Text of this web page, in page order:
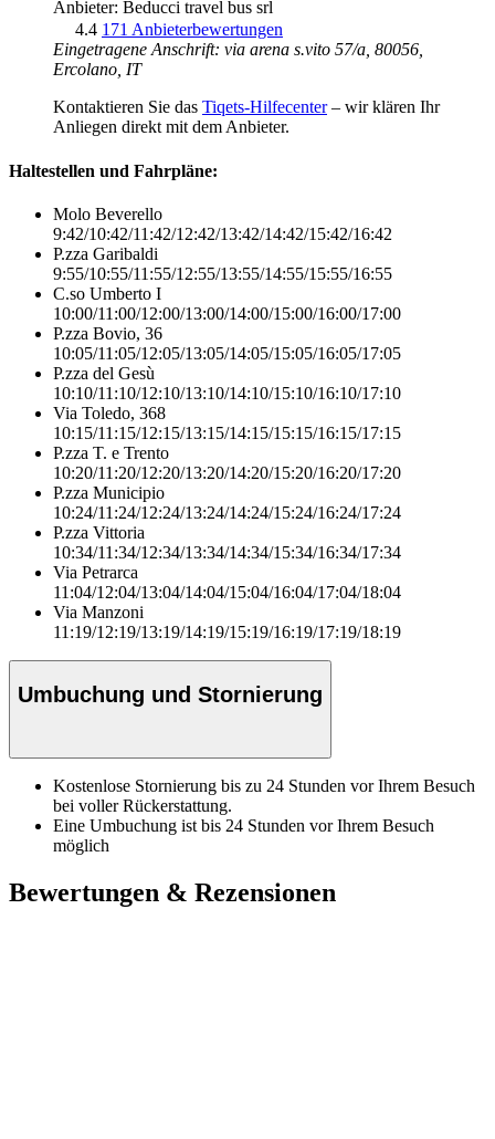
Anbieter: Beducci travel bus srl
4.4 171 Anbieterbewertungen
Eingetragene Anschrift: via arena s.vito 57/a, 80056,
Ercolano, IT
Kontaktieren Sie das Tiqets-Hilfecenter– wir klären Ihr
Anliegen direkt mit dem Anbieter.
Haltestellen und Fahrpläne:
Molo Beverello
9:42/10:42/11:42/12:42/13:42/14:42/15:42/16:42
P.zza Garibaldi
9:55/10:55/11:55/12:55/13:55/14:55/15:55/16:55
C.so Umberto I
10:00/11:00/12:00/13:00/14:00/15:00/16:00/17:00
P.zza Bovio, 36
10:05/11:05/12:05/13:05/14:05/15:05/16:05/17:05
P.zza del Gesù
10:10/11:10/12:10/13:10/14:10/15:10/16:10/17:10
Via Toledo, 368
10:15/11:15/12:15/13:15/14:15/15:15/16:15/17:15
P.zza T. e Trento
10:20/11:20/12:20/13:20/14:20/15:20/16:20/17:20
P.zza Municipio
10:24/11:24/12:24/13:24/14:24/15:24/16:24/17:24
P.zza Vittoria
10:34/11:34/12:34/13:34/14:34/15:34/16:34/17:34
Via Petrarca
11:04/12:04/13:04/14:04/15:04/16:04/17:04/18:04
Via Manzoni
11:19/12:19/13:19/14:19/15:19/16:19/17:19/18:19
Umbuchung und Stornierung
Kostenlose Stornierung bis zu 24 Stunden vor Ihrem Besuch
bei voller Rückerstattung.
Eine Umbuchung ist bis 24 Stunden vor Ihrem Besuch
möglich
Bewertungen & Rezensionen